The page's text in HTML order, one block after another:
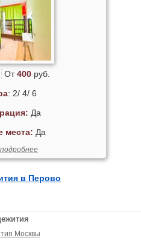
От400 руб.
: 2/ 4/ 6
Да
места: Да
подробнее
в Перово
Москвы